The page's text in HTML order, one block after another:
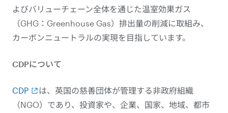
よびバリューチェーン全体を通じた温室効果ガス
（GHG：Greenhouse Gas）排出量の削減に取組み、
カーボンニュートラルの実現を目指しています。
CDPについて
CDP
は、英国の慈善団体が管理する非政府組織
（NGO）であり、投資家や、企業、国家、地域、都市